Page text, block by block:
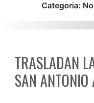
Categoria:
TRASLADAN
SAN